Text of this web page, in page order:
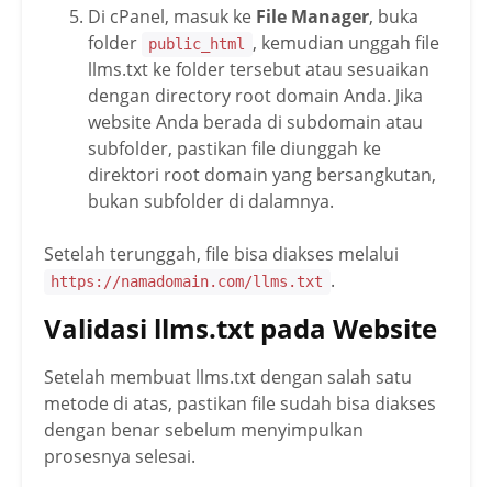
- [Judul Artikel Pilihan 2](https://nam
adomain.com/artikel-2/)
- [Judul Artikel Pilihan 3](https://nam
adomain.com/artikel-3/)
## FAQ
- [Pertanyaan yang Sering Diajukan](htt
Di cPanel, masuk ke File Manager, buka
folder
public_html , kemudian unggah file
llms.txt ke folder tersebut atau sesuaikan
dengan directory root domain Anda. Jika
website Anda berada di subdomain atau
subfolder, pastikan file diunggah ke
direktori root domain yang bersangkutan,
bukan subfolder di dalamnya.
Setelah terunggah, file bisa diakses melalui
https://namadomain.com/llms.txt .
Validasi llms.txt pada Website
Setelah membuat llms.txt dengan salah satu
metode di atas, pastikan file sudah bisa diakses
dengan benar sebelum menyimpulkan
prosesnya selesai.